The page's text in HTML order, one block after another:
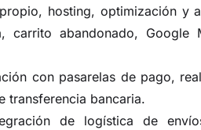
hosting, optimización y
carrito abandonado, Google
con pasarelas de pago,
transferencia bancaria.
de logística de